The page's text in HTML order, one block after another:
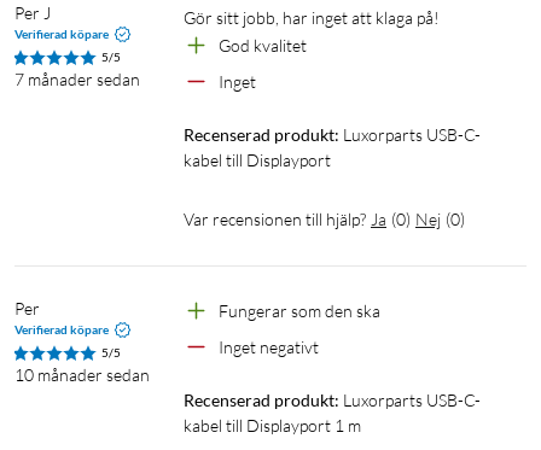
Per J
Verifierad köpare
5/5
7 månader sedan
Gör sitt jobb, har inget att klaga på!
God kvalitet
Inget
Recenserad produkt: Luxorparts USB-C-
kabel till Displayport
Var recensionen till hjälp? Ja (0) Nej (0)
Per
Verifierad köpare
5/5
10 månader sedan
Fungerar som den ska
Inget negativt
Recenserad produkt: Luxorparts USB-C-
kabel till Displayport 1 m